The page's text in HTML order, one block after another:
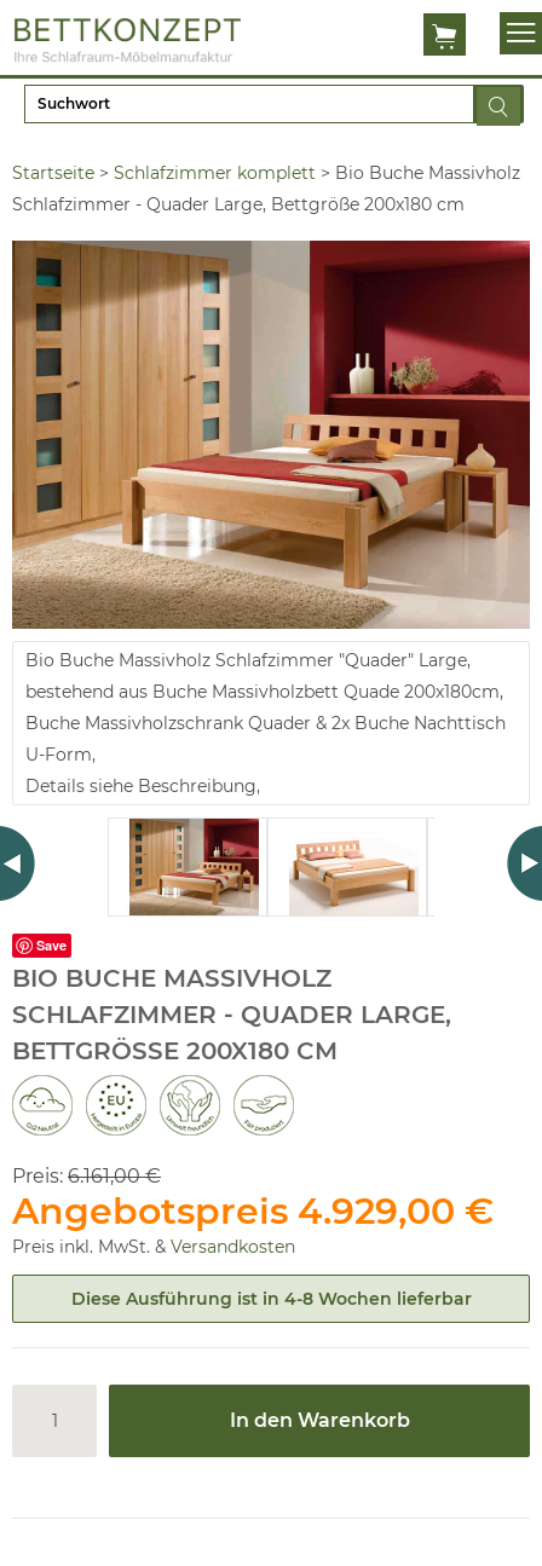
Startseite > Schlafzimmer komplett > Bio Buche Massivholz
Schlafzimmer - Quader Large, Bettgröße 200x180 cm
Bio Buche Massivholz Schlafzimmer "Quader" Large,
bestehend aus Buche Massivholzbett Quade 200x180cm,
Buche Massivholzschrank Quader & 2x Buche Nachttisch
U-Form,
Details siehe Beschreibung,
Save
BIO BUCHE MASSIVHOLZ
SCHLAFZIMMER - QUADER LARGE,
BETTGRÖSSE 200X180 CM
Preis: 6.161,00 €
Angebotspreis 4.929,00 €
Preis inkl. MwSt. & Versandkosten
Diese Ausführung ist in 4-8 Wochen lieferbar
In den Warenkorb